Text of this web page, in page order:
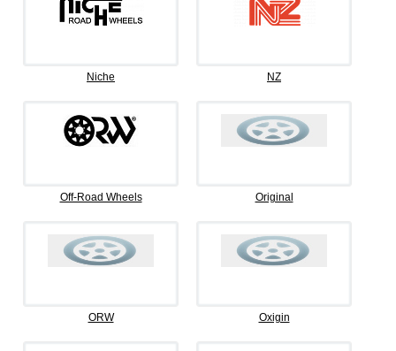
Niche NZ
Off-Road Wheels Original
ORW Oxigin